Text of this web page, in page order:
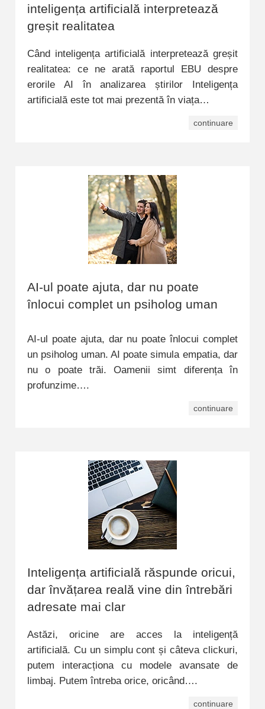
inteligența artificială interpretează
greșit realitatea
Când inteligența artificială interpretează greșit
realitatea: ce ne arată raportul EBU despre
erorile AI în analizarea știrilor Inteligența
artificială este tot mai prezentă în viața…
continuare
AI-ul poate ajuta, dar nu poate
înlocui complet un psiholog uman
AI-ul poate ajuta, dar nu poate înlocui complet
un psiholog uman. AI poate simula empatia, dar
nu o poate trăi. Oamenii simt diferența în
profunzime….
continuare
Inteligența artificială răspunde oricui,
dar învățarea reală vine din întrebări
adresate mai clar
Astăzi, oricine are acces la inteligență
artificială. Cu un simplu cont și câteva clickuri,
putem interacționa cu modele avansate de
limbaj. Putem întreba orice, oricând….
continuare